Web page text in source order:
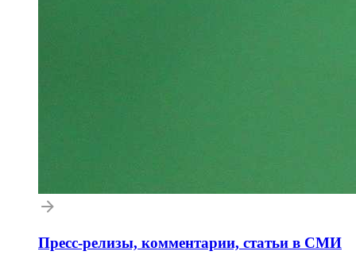
Пресс-релизы, комментарии, статьи в СМИ